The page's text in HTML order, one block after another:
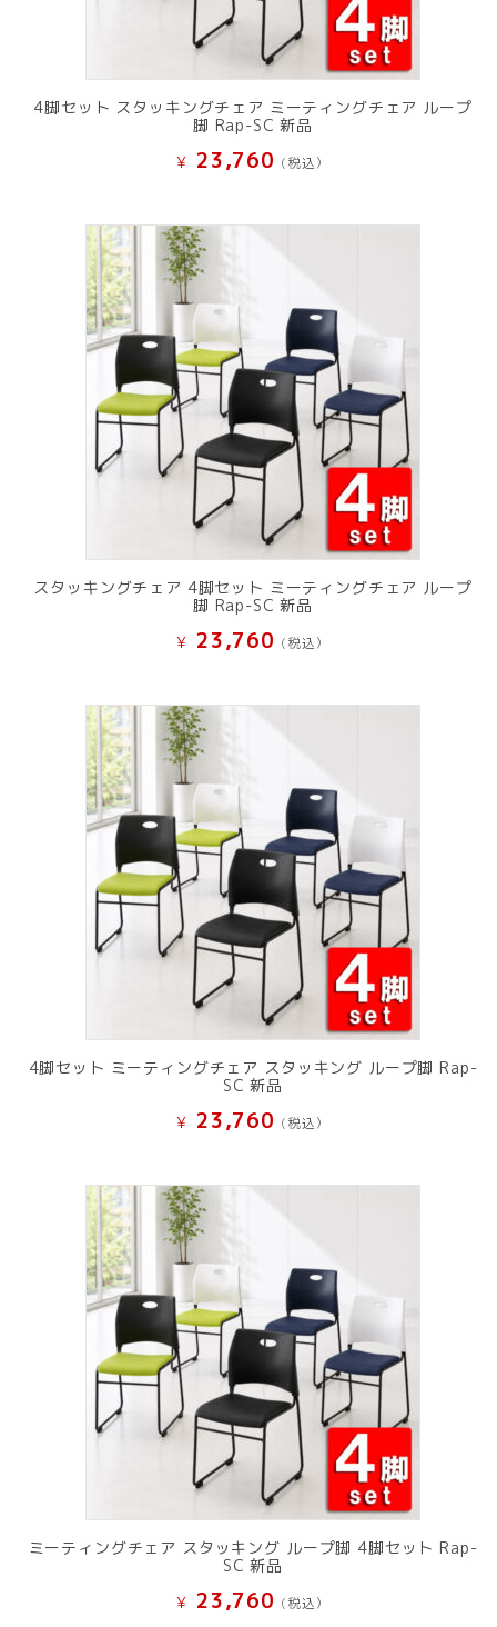
4脚セット スタッキングチェア ミーティングチェア ループ
脚 Rap-SC 新品
¥ 23,760 (税込）
スタッキングチェア 4脚セット ミーティングチェア ループ
脚 Rap-SC 新品
¥ 23,760 (税込）
4脚セット ミーティングチェア スタッキング ループ脚 Rap-
SC 新品
¥ 23,760 (税込）
ミーティングチェア スタッキング ループ脚 4脚セット Rap-
SC 新品
¥ 23,760 (税込）